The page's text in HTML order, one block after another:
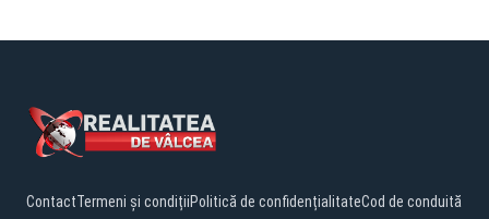
ContactTermeni și condițiiPolitică de confidențialitateCod de conduită